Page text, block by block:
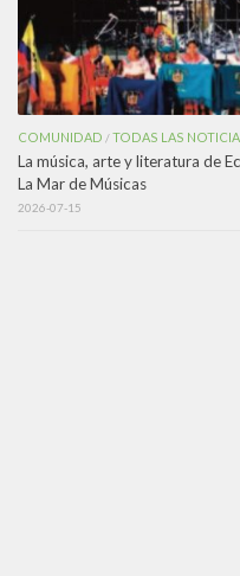
COMUNIDAD /TODAS LAS
La música, arte y literatura de
La Mar de Músicas
2026-07-15